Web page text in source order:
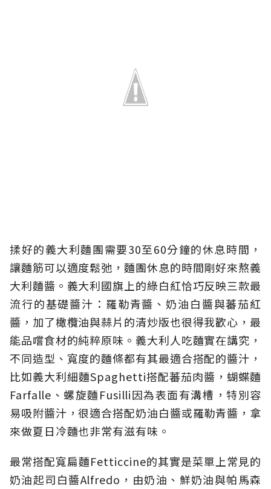
揉好的義大利麵團需要30至60分鐘的休息時間，
讓麵筋可以適度鬆弛，麵團休息的時間剛好來熬義
大利麵醬。義大利國旗上的綠白紅恰巧反映三款最
流行的基礎醬汁：羅勒青醬、奶油白醬與蕃茄紅
醬，加了橄欖油與蒜片的清炒版也很得我歡心，最
能品嚐食材的純粹原味。義大利人吃麵實在講究，
不同造型、寬度的麵條都有其最適合搭配的醬汁，
比如義大利細麵Spaghetti搭配蕃茄肉醬，蝴蝶麵
Farfalle、螺旋麵Fusilli因為表面有溝槽，特別容
易吸附醬汁，很適合搭配奶油白醬或羅勒青醬，拿
來做夏日冷麵也非常有滋有味。
最常搭配寬扁麵Fetticcine的其實是菜單上常見的
奶油起司白醬Alfredo，由奶油、鮮奶油與帕馬森